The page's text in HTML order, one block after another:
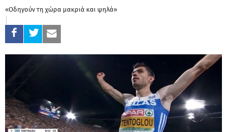
«Οδηγούν τη χώρα μακριά και ψηλά»